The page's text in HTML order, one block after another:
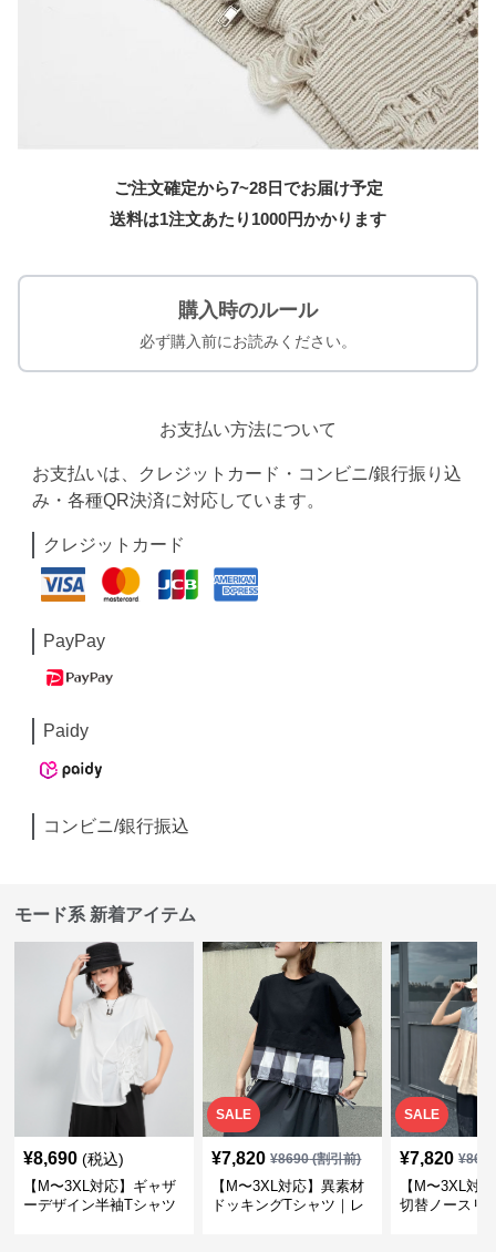
ご注文確定から7~28日でお届け予定
送料は1注文あたり 1000円かかります
購入時のルール
必ず購入前にお読みください。
お支払い方法について
お支払いは、クレジットカード・コンビニ/銀行振り込
み・各種QR決済に対応しています。
クレジットカード
PayPay
Paidy
コンビニ/銀行振込
モード系 新着アイテム
¥8,690 (税込)
【M〜3XL対応】ギャザ
ーデザイン半袖Tシャツ
SALE
¥7,820 ¥8690(割引前)
【M〜3XL対応】異素材
ドッキングTシャツ｜レ
SALE
¥7,820 ¥
【M〜3XL対
切替ノースリ